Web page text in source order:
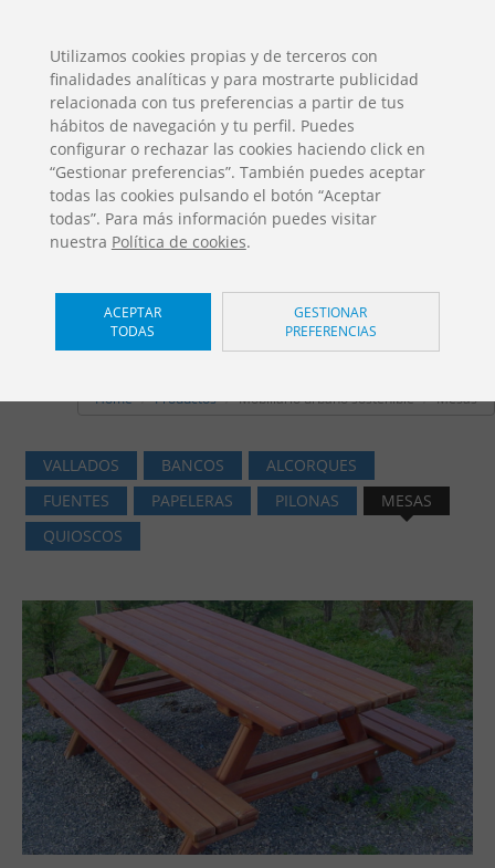
DESCARGAS
Catálogos Jolas
Mobiliario urbano sostenible /
Mesas
Home Productos Mobiliario urbano sostenible Mesas
VALLADOS BANCOS
ALCORQUES
FUENTES
PAPELERAS PILONAS
MESAS
QUIOSCOS
Utilizamos cookies propias y de terceros con
finalidades analíticas y para mostrarte publicidad
relacionada con tus preferencias a partir de tus
hábitos de navegación y tu perfil. Puedes
configurar o rechazar las cookies haciendo click en
“Gestionar preferencias”. También puedes aceptar
todas las cookies pulsando el botón “Aceptar
todas”. Para más información puedes visitar
nuestra Política de cookies.
ACEPTAR
TODAS
GESTIONAR
PREFERENCIAS